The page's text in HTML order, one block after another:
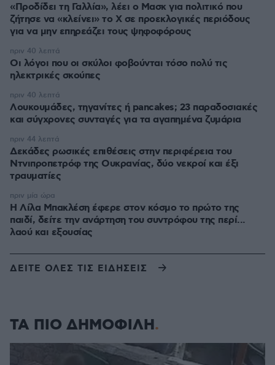
«Προδίδει τη Γαλλία», λέει ο Μασκ για πολιτικό που
ζήτησε να «κλείνει» το X σε προεκλογικές περιόδους
για να μην επηρεάζει τους ψηφοφόρους
Οι λόγοι που οι σκύλοι φοβούνται τόσο πολύ τις
ηλεκτρικές σκούπες
πριν 40 λεπτά
Λουκουμάδες, τηγανίτες ή pancakes; 23 παραδοσιακές
και σύγχρονες συνταγές για τα αγαπημένα ζυμάρια
πριν 40 λεπτά
Δεκάδες ρωσικές επιθέσεις στην περιφέρεια του
Ντνιπροπετρόφ της Ουκρανίας, δύο νεκροί και έξι
τραυματίες
πριν 44 λεπτά
Η Λίλα Μπακλέση έφερε στον κόσμο το πρώτο της
παιδί, δείτε την ανάρτηση του συντρόφου της περί...
λαού και εξουσίας
πριν μία ώρα
ΔΕΙΤΕ ΟΛΕΣ ΤΙΣ ΕΙΔΗΣΕΙΣ
ΤΑ ΠΙΟ ΔΗΜΟΦΙΛΗ